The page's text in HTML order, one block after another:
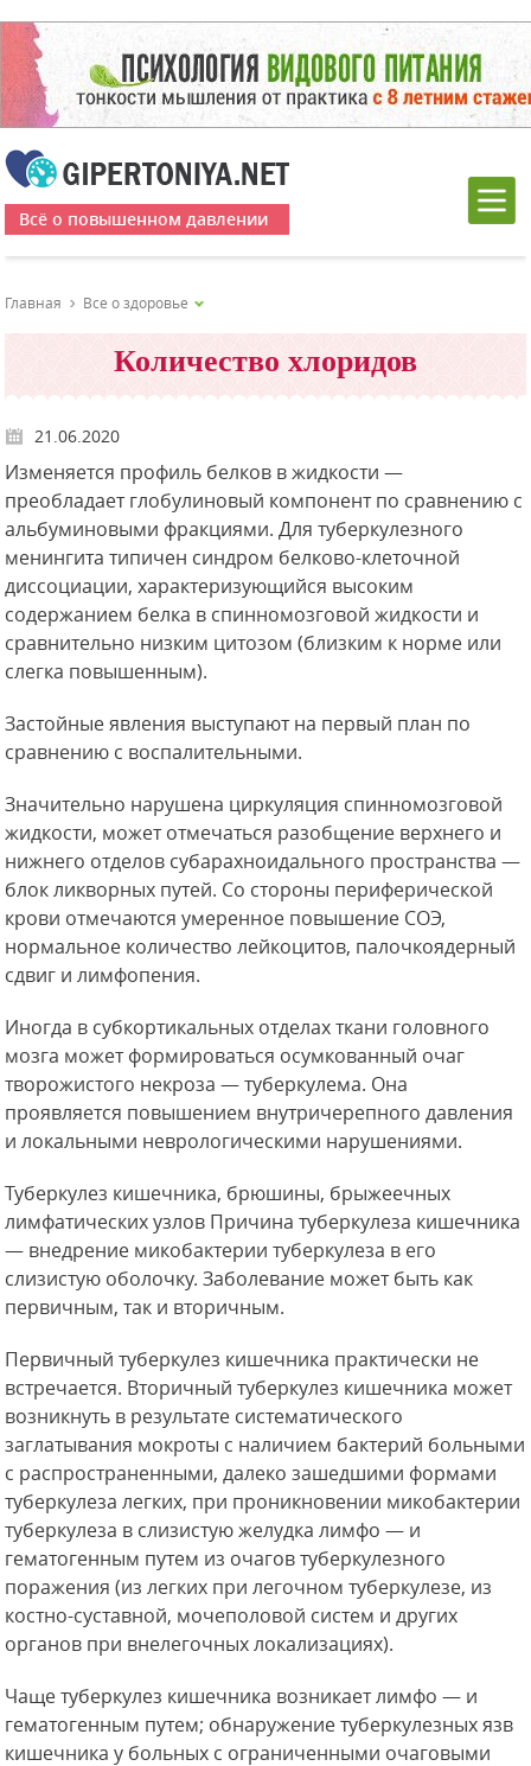
Всё о повышенном давлении
Главная Все о здоровье
Количество хлоридов
21.06.2020
Изменяется профиль белков в жидкости —
преобладает глобулиновый компонент по сравнению с
альбуминовыми фракциями. Для туберкулезного
менингита типичен синдром белково-клеточной
диссоциации, характеризующийся высоким
содержанием белка в спинномозговой жидкости и
сравнительно низким цитозом (близким к норме или
слегка повышенным).
Застойныеявления выступают на первый план по
сравнению с воспалительными.
Значительно нарушена циркуляция спинномозговой
жидкости, может отмечаться разобщение верхнего и
нижнего отделов субарахноидального пространства —
блок ликворных путей. Со стороны периферической
крови отмечаются умеренное повышение СОЭ,
нормальное количество лейкоцитов, палочкоядерный
сдвиг и лимфопения.
Иногда в субкортикальных отделах ткани головного
мозга может формироваться осумкованный очаг
творожистого некроза — туберкулема. Она
проявляется повышением внутричерепного давления
и локальными неврологическими нарушениями.
Туберкулез кишечника, брюшины, брыжеечных
лимфатических узлов Причина туберкулеза кишечника
— внедрение микобактерии туберкулеза в его
слизистую оболочку. Заболевание может быть как
первичным, так и вторичным.
Первичный туберкулез кишечника практически не
встречается. Вторичный туберкулез кишечника может
возникнуть в результате систематического
заглатывания мокроты с наличием бактерий больными
с распространенными, далеко зашедшими формами
туберкулеза легких, при проникновении микобактерии
туберкулеза в слизистую желудка лимфо — и
гематогенным путем из очагов туберкулезного
поражения (из легких при легочном туберкулезе, из
костно-суставной, мочеполовой систем и других
органов при внелегочных локализациях).
Чаще туберкулез кишечника возникает лимфо — и
гематогенным путем; обнаружение туберкулезных язв
кишечника у больных с ограниченными очаговыми